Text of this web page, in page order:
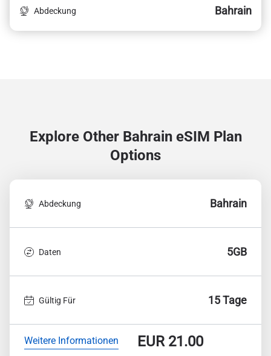
Abdeckung Bahrain
Explore Other Bahrain eSIM Plan
Options
Abdeckung Bahrain
Daten 5GB
Gültig Für 15 Tage
Weitere Informationen EUR21.00